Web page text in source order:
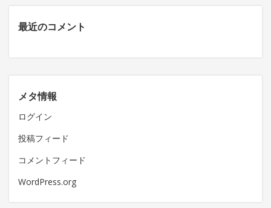
最近のコメント
メタ情報
ログイン
投稿フィード
コメントフィード
WordPress.org